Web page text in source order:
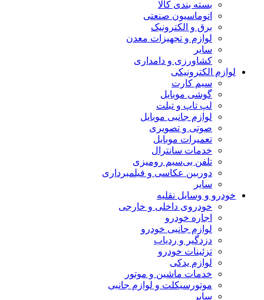
بسته بندی کالا
اتوماسیون صنعتی
برق و الکترونیک
لوازم و تجهیزات معدن
سایر
کشاورزی و دامداری
لوازم الکترونیکی
سیم کارت
گوشی موبایل
لپ تاپ و تبلت
لوازم جانبی موبایل
صوتی و تصویری
تعمیرات موبایل
خدمات سانترال
تلفن بی‌سیم رومیزی
دوربین عکاسی و فیلمبرداری
سایر
خودرو و وسایل نقلیه
خودروی داخلی و خارجی
اجاره خودرو
لوازم جانبی خودرو
دزدگیر و ردیاب
تزئینات خودرو
لوازم یدکی
خدمات ماشین و موتور
موتورسیکلت و لوازم جانبی
سایر